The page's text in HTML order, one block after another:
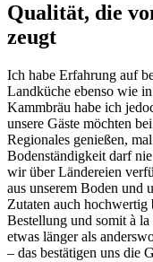
Qualität, die
zeugt
Ich habe Erfahrung auf
Landküche ebenso wie
Kammbräu habe ich
unsere Gäste möchten
Regionales genießen,
Bodenständigkeit darf
wir über Ländereien
aus unserem Boden und
Zutaten auch hochwertig
Bestellung und somit à
etwas länger als
– das bestätigen uns die